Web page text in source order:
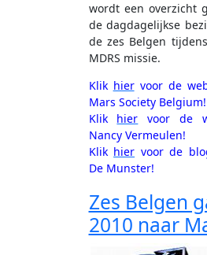
wordt een overzicht
de dagdagelijkse
de zes Belgen
MDRS missie.
Klik hiervoor de
Mars Society Belgium!
Klik hier voor de
Nancy Vermeulen!
Klik hier voor de
De Munster!
Zes Belgen
2010 naar